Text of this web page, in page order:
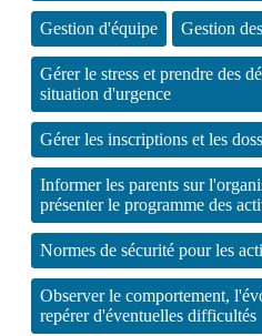
Gestion d'équipe Gestion
Gérer le stress et prendre des
situation d'urgence
Gérer les inscriptions et les
Informer les parents sur
présenter le programme des
Normes de sécurité pour les
Observer le comportement,
repérer d'éventuelles difficultés